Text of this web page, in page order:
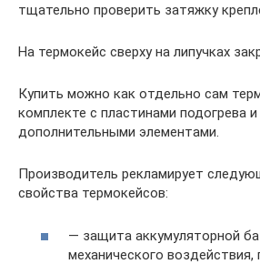
тщательно проверить затяжку
На термокейс сверху на липучках
Купить можно как отдельно сам
комплекте с пластинами подогрева и
дополнительными элементами.
Производитель рекламирует
свойства термокейсов:
— защита аккумуляторной
механического воздействия,